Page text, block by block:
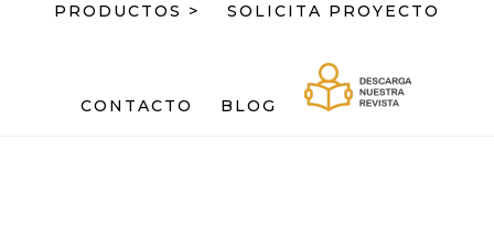
PRODUCTOS > SOLICITA PROYECTO
CONTACTO BLOG